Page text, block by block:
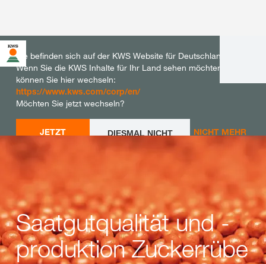
Sie befinden sich auf der KWS Website für Deutschland.
Wenn Sie die KWS Inhalte für Ihr Land sehen möchten,
können Sie hier wechseln:
https://www.kws.com/corp/en/
Möchten Sie jetzt wechseln?
JETZT
DIESMAL NICHT
NICHT MEHR
Saatgutqualität und -
produktion Zuckerrübe